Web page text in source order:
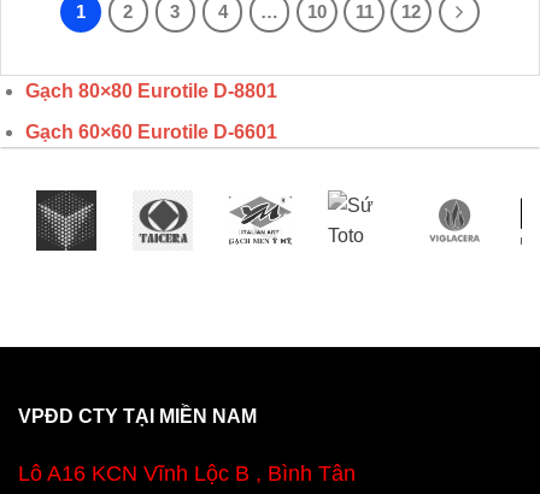
1 2 3 4 … 10 11 12
Gạch 80×80 EurotileD-8801
Gạch 60×60 Eurotile D-6601
VPĐD CTY TẠI MIỀN NAM
Lô A16 KCN Vĩnh Lộc B , Bình Tân